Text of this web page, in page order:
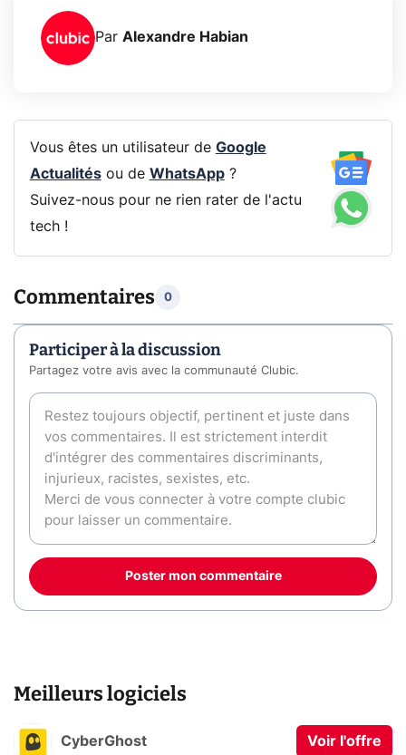
Par Alexandre Habian
Vous êtes un utilisateur de Google
Actualitésou de WhatsApp?
Suivez-nous pour ne rien rater de l'actu
tech !
Commentaires 0
Participer à la discussion
Partagez votre avis avec la communauté Clubic.
Poster mon commentaire
Meilleurs logiciels
CyberGhost Voir l'offre